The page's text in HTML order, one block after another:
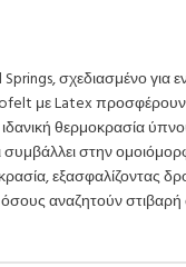
σχεδιασμένο για
με Latex
ιδανική θερμοκρασία
συμβάλλει στην
εξασφαλίζοντας
αναζητούν στιβαρή